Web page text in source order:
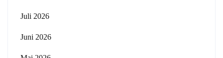
Juli 2026
Juni 2026